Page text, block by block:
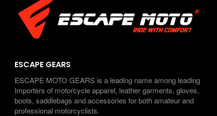
ESCAPE GEARS
ESCAPE MOTO GEARS is a leading name among leading
Importers of motorcycle apparel, leather garments, gloves,
boots, saddlebags and accessories for both amateur and
professional motorcyclists.